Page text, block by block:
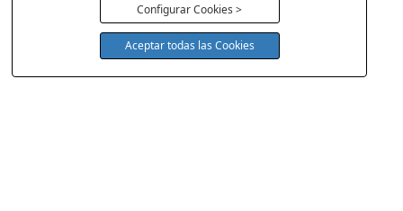
Configurar Cookies >
Aceptar todas las Cookies